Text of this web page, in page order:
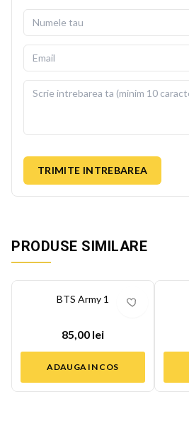
TRIMITE INTREBAREA
PRODUSE SIMILARE
BTS Army 1
85,00 lei
ADAUGA IN COS